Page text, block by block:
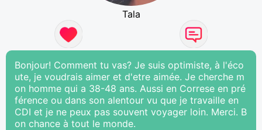
Tala
Bonjour! Comment tu vas? Je suis optimiste, à l'éco
ute, je voudrais aimer et d'etre aimée. Je cherche m
on homme qui a 38-48 ans. Aussi en Correse en pré
férence ou dans son alentour vu que je travaille en
CDI et je ne peux pas souvent voyager loin. Merci. B
on chance à tout le monde.